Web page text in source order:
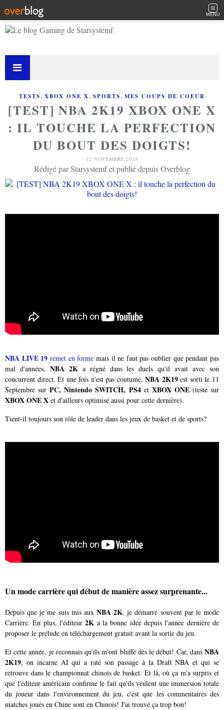
MENU
TESTS, XBOX ONE X, SPORTS, MES COUPS DE COEUR
[TEST] NBA 2K19 XBOX ONE X
: IL TOUCHE LA PERFECTION
DU BOUT DES DOIGTS!
12 NOVEMBRE 2018
Rédigé par Starsystemf et publié depuis Overblog
NBA LIVE 19 remet en forme mais il ne faut pas oublier que pendant pas
mal d'années, NBA 2Ka régné dans les duels qu'il avait avec son
concurrent direct. Et une fois n'est pas coutume,NBA 2K19est sorti le 11
Septembre surPC, Nintendo SWITCH, PS4et XBOX ONE(testé sur
XBOX ONE X et d'ailleurs optimisé aussi pour cette dernière).
Tient-il toujours son rôle de leader dans les jeux de basket et de sports?
Un mode carrière qui début de manière assez surprenante...
Depuis que je me suis mis aux NBA 2K, je démarre souvent par le mode
Carrière. En plus, l'éditeur2K a la bonne idée depuis l'année dernière de
proposer le prélude en téléchargement gratuit avant la sortie du jeu.
Et cette année, je reconnais qu'ils m'ont bluffé dès le début! Car, dans NBA
2K19, on incarne AI qui a raté son passage à la Draft NBA et qui se
retrouve dans le championnat chinois de basket. Et là, où ça m'a surpris et
que l'éditeur américain confirme le fait qu'ils veulent une immersion totale
du joueur dans l'environnement du jeu, c'est que les commentaires des
matches joués en Chine sont en Chinois! J'ai trouvé ça trop bon!